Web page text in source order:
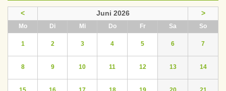
< Juni 2026 >
Montag Dienstag Mittwoch DonnerstagFreitag Sa Sonntag
1 2 3 4 5 6 7
8 9 10 11 12 13 14